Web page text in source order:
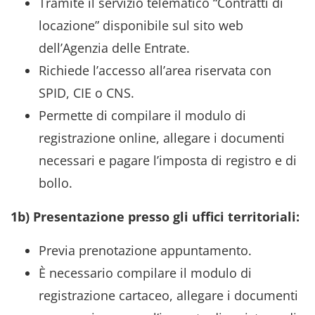
locazione” disponibile sul sito web
dell’Agenzia delle Entrate.
Richiede l’accesso all’area riservata con
SPID, CIE o CNS.
Permette di compilare il modulo di
registrazione online, allegare i documenti
necessari e pagare l’imposta di registro e di
bollo.
1b) Presentazione presso gli uffici territoriali:
Previa prenotazione appuntamento.
È necessario compilare il modulo di
registrazione cartaceo, allegare i documenti